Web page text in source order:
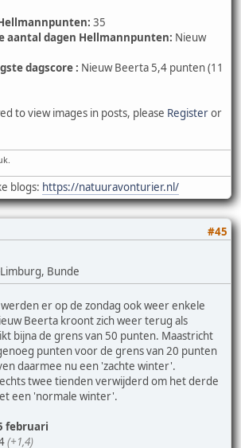
35
aantal dagen Hellmannpunten: Nieuw
dagscore : Nieuw Beerta 5,4 punten (11
to view images in posts, please Registeror
blogs: https://natuuravonturier.nl/
#45
Bunde
er op de zondag ook weer enkele
Beerta kroont zich weer terug als
bijna de grens van 50 punten. Maastricht
punten voor de grens van 20 punten
daarmee nu een 'zachte winter'.
twee tienden verwijderd om het derde
een 'normale winter'.
februari
(+1,4)